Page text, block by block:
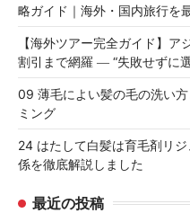
略ガイド｜海外・国内旅行を
【海外ツアー完全ガイド】ア
割引まで網羅 ― “失敗せずに
09 薄毛によい髪の毛の洗い
ミング
24 はたして白髪は育毛剤リ
係を徹底解説しました
最近の投稿